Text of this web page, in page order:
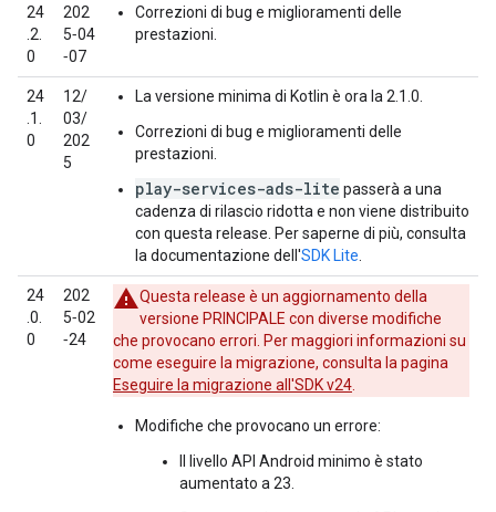
24
.2.
0
202
5‑04
‑07
Correzioni di bug e miglioramenti delle
prestazioni.
24
.1.
0
12/
03/
202
5
La versione minima di Kotlin è ora la 2.1.0.
Correzioni di bug e miglioramenti delle
prestazioni.
play-services-ads-lite passerà a una
cadenza di rilascio ridotta e non viene distribuito
con questa release. Per saperne di più, consulta
la documentazione dell'SDK Lite
24
.0.
0
202
5‑02
‑24
Questa release è un aggiornamento della
versione PRINCIPALE con diverse modifiche
che provocano errori. Per maggiori informazioni su
come eseguire la migrazione, consulta la pagina
Eseguire la migrazione all'SDK v24
Modifiche che provocano un errore:
Il livello API Android minimo è stato
aumentato a 23.